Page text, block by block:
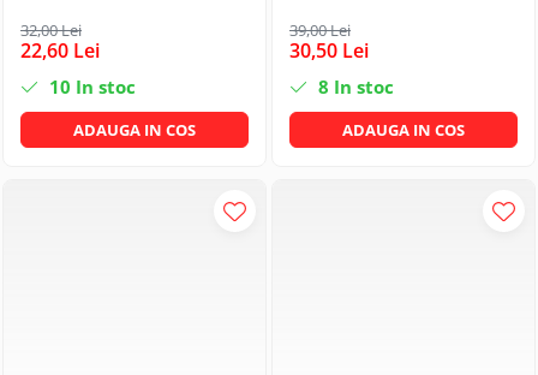
ml cu miros de liliac, Medix
Profesional
32,00 Lei
22,60 Lei
10 In stoc
ADAUGA IN COS
Medix Professional
39,00 Lei
30,50 Lei
8 In stoc
ADAUGA IN COS